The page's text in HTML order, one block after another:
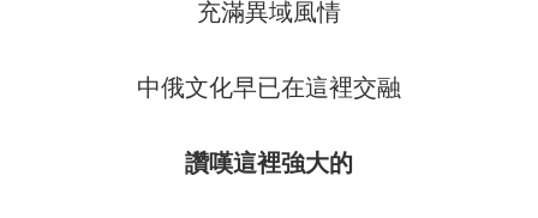
充滿異域風情
中俄文化早已在這裡交融
讚嘆這裡強大的